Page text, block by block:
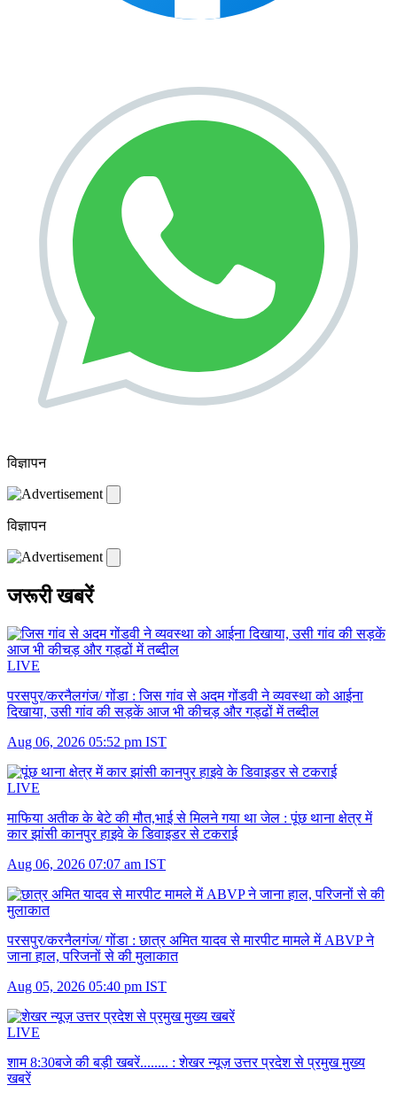
विज्ञापन
विज्ञापन
जरूरी खबरें
LIVE
परसपुर/करनैलगंज/ गोंडा : जिस गांव से अदम गोंडवी ने व्यवस्था को आईना
दिखाया, उसी गांव की सड़कें आज भी कीचड़ और गड्ढों में तब्दील
Aug 06, 2026 05:52 pm IST
LIVE
माफिया अतीक के बेटे की मौत,भाई से मिलने गया था जेल : पूंछ थाना क्षेत्र में
कार झांसी कानपुर हाइवे के डिवाइडर से टकराई
Aug 06, 2026 07:07 am IST
परसपुर/करनैलगंज/ गोंडा : छात्र अमित यादव से मारपीट मामले में ABVP ने
जाना हाल, परिजनों से की मुलाकात
Aug 05, 2026 05:40 pm IST
LIVE
शाम 8:30बजे की बड़ी खबरें........ : शेखर न्यूज़ उत्तर प्रदेश से प्रमुख मुख्य
खबरें